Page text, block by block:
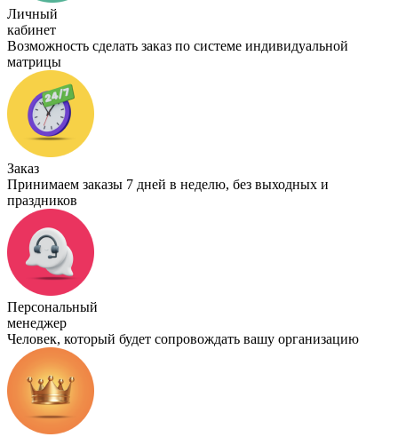
Личный
кабинет
Возможность сделать заказ по системе индивидуальной
матрицы
Заказ
Принимаем заказы 7 дней в неделю, без выходных и
праздников
Персональный
менеджер
Человек, который будет сопровождать вашу организацию